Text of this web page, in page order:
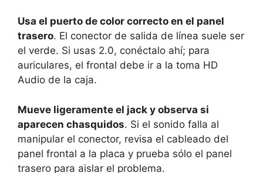
Usa el puerto de color correcto en el panel
trasero. El conector de salida de línea suele ser
el verde. Si usas 2.0, conéctalo ahí; para
auriculares, el frontal debe ir a la toma HD
Audio de la caja.
Mueve ligeramente el jack y observa si
aparecen chasquidos. Si el sonido falla al
manipular el conector, revisa el cableado del
panel frontal a la placa y prueba sólo el panel
trasero para aislar el problema.